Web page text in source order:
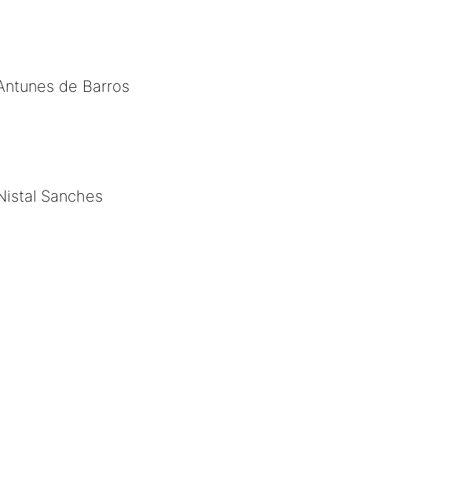
de Barros
Sanches